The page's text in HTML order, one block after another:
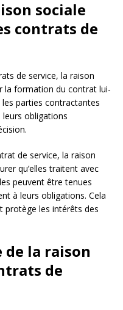
sociale
contrats de
de service, la raison
la formation du contrat lui-
parties contractantes
obligations
de service, la raison
qu’elles traitent avec
peuvent être tenues
à leurs obligations. Cela
protège les intérêts des
la raison
de